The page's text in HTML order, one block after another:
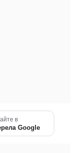
в
Google